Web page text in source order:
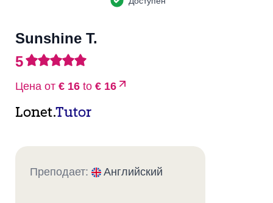
Sunshine T.
5
Цена от € 16 to € 16
Lonet.Tutor
Преподает: Английский